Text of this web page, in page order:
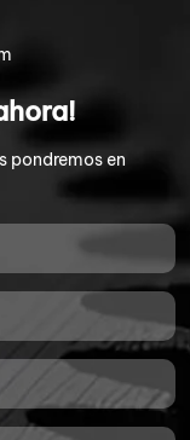
pondremos en